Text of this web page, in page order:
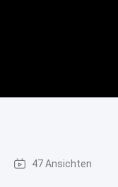
47 Ansichten